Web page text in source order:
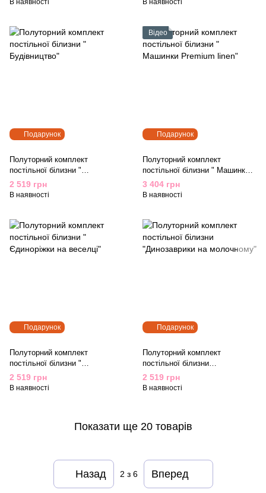
В наявності В наявності
Подарунок
Полуторний комплект
постільної білизни "
Будівництво"
2 519 грн
В наявності
Подарунок
Відео
Полуторний комплект
постільної білизни " Машинки
Premium linen"
3 404 грн
В наявності
Подарунок
Полуторний комплект
постільної білизни "
Єдиноріжки на веселці"
2 519 грн
В наявності
Подарунок
Полуторний комплект
постільної білизни
"Динозаврики на молочному"
2 519 грн
В наявності
Показати ще 20 товарів
Назад 2 з 6 Вперед